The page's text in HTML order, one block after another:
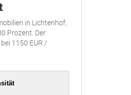
in Lichtenhof,
Prozent. Der
1150 EUR /